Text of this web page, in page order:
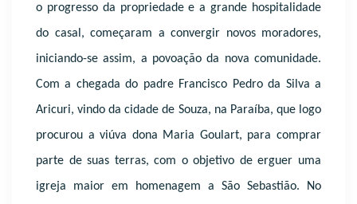
o progresso da propriedade e a grande hospitalidade
do casal, começaram a convergir novos moradores,
iniciando-se assim, a povoação da nova comunidade.
Com a chegada do padre Francisco Pedro da Silva a
Aricuri, vindo da cidade de Souza, na Paraíba, que logo
procurou a viúva dona Maria Goulart, para comprar
parte de suas terras, com o objetivo de erguer uma
igreja maior em homenagem a São Sebastião. No